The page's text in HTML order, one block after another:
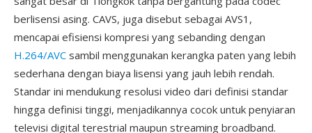
berlisensi asing. CAVS, juga disebut sebagai AVS1,
mencapai efisiensi kompresi yang sebanding dengan
H.264/AVC sambil menggunakan kerangka paten yang lebih
sederhana dengan biaya lisensi yang jauh lebih rendah.
Standar ini mendukung resolusi video dari definisi standar
hingga definisi tinggi, menjadikannya cocok untuk penyiaran
televisi digital terestrial maupun streaming broadband.